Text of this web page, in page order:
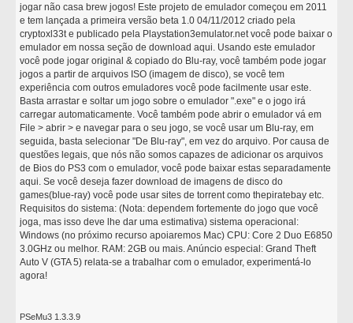
jogar não casa brew jogos! Este projeto de emulador começou em 2011
e tem lançada a primeira versão beta 1.0 04/11/2012 criado pela
cryptoxl33t e publicado pela Playstation3emulator.net você pode baixar o
emulador em nossa seção de download aqui. Usando este emulador
você pode jogar original & copiado do Blu-ray, você também pode jogar
jogos a partir de arquivos ISO (imagem de disco), se você tem
experiência com outros emuladores você pode facilmente usar este.
Basta arrastar e soltar um jogo sobre o emulador ".exe" e o jogo irá
carregar automaticamente. Você também pode abrir o emulador vá em
File > abrir > e navegar para o seu jogo, se você usar um Blu-ray, em
seguida, basta selecionar "De Blu-ray", em vez do arquivo. Por causa de
questões legais, que nós não somos capazes de adicionar os arquivos
de Bios do PS3 com o emulador, você pode baixar estas separadamente
aqui. Se você deseja fazer download de imagens de disco do
games(blue-ray) você pode usar sites de torrent como thepiratebay etc.
Requisitos do sistema: (Nota: dependem fortemente do jogo que você
joga, mas isso deve lhe dar uma estimativa) sistema operacional:
Windows (no próximo recurso apoiaremos Mac) CPU: Core 2 Duo E6850
3.0GHz ou melhor. RAM: 2GB ou mais. Anúncio especial: Grand Theft
Auto V (GTA 5) relata-se a trabalhar com o emulador, experimentá-lo
agora!
PSeMu3 1.3.3.9